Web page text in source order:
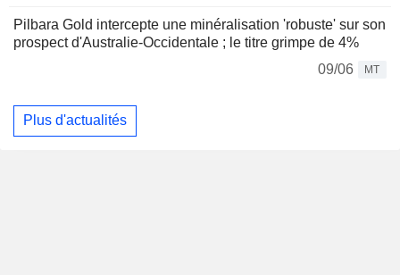
Pilbara Gold intercepte une minéralisation 'robuste' sur son
prospect d'Australie-Occidentale ; le titre grimpe de 4%
09/06
MT
Plus d'actualités